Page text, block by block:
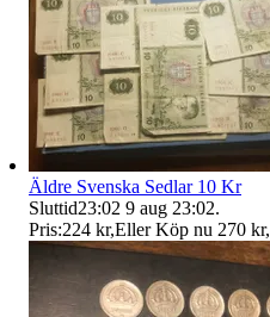
Äldre Svenska Sedlar 10 Kr
Sluttid23:02 9 aug 23:02.
Pris:224 kr,Eller Köp nu 270 kr,